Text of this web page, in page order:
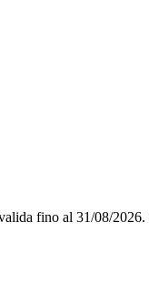
fino al 31/08/2026.